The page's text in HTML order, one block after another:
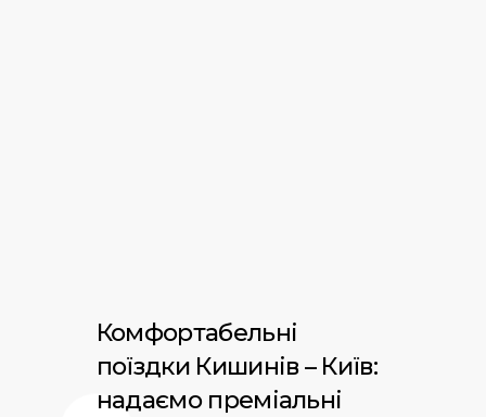
Комфортабельні
поїздки Кишинів – Київ:
надаємо преміальні